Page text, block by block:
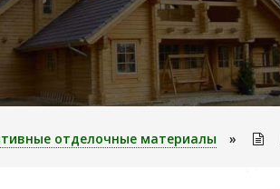
отделочные материалы »